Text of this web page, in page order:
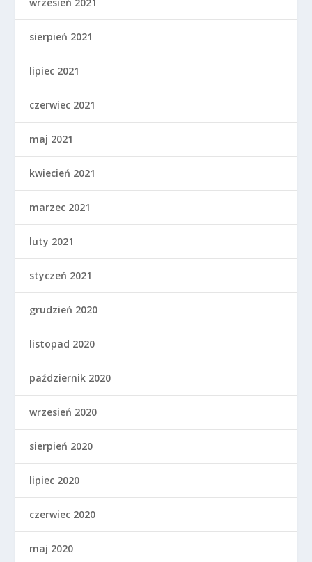
wrzesień 2021
sierpień 2021
lipiec 2021
czerwiec 2021
maj 2021
kwiecień 2021
marzec 2021
luty 2021
styczeń 2021
grudzień 2020
listopad 2020
październik 2020
wrzesień 2020
sierpień 2020
lipiec 2020
czerwiec 2020
maj 2020